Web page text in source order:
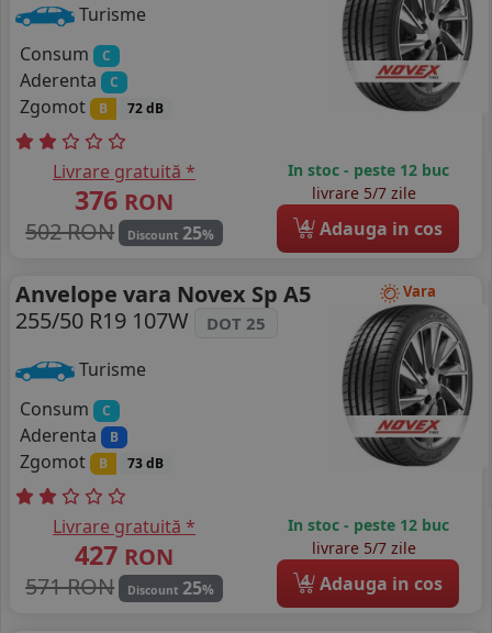
Turisme
Consum
C
Aderenta C
Zgomot B 72 dB
Livrare gratuită *
376 RON
502 RON
Discount 25%
In stoc - peste 12 buc
livrare 5/7 zile
4 Adauga in cos
Vara
Anvelope vara Novex Sp A5
255/50 R19 107W
DOT 25
Turisme
Consum
C
Aderenta B
Zgomot B 73 dB
Livrare gratuită *
427 RON
571 RON
Discount 25%
In stoc - peste 12 buc
livrare 5/7 zile
4 Adauga in cos